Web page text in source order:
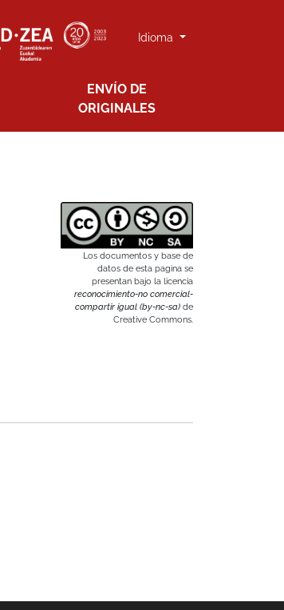
Idioma
ENVÍO DE
ORIGINALES
Los documentos y base de
datos de esta pagina se
presentan bajo la licencia
reconocimiento-no comercial-
compartir igual (by-nc-sa) de
Creative Commons.